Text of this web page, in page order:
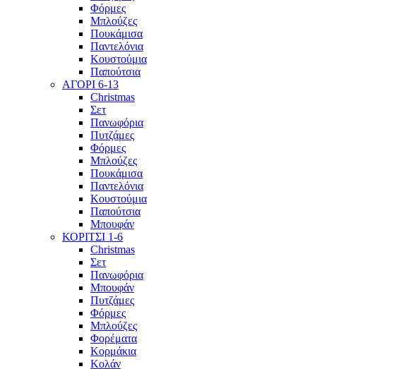
Φόρμες
Μπλούζες
Πουκάμισα
Παντελόνια
Κουστούμια
Παπούτσια
ΑΓΟΡΙ 6-13
Christmas
Σετ
Πανωφόρια
Πυτζάμες
Φόρμες
Μπλούζες
Πουκάμισα
Παντελόνια
Κουστούμια
Παπούτσια
Μπουφάν
ΚΟΡΙΤΣΙ 1-6
Christmas
Σετ
Πανωφόρια
Μπουφάν
Πυτζάμες
Φόρμες
Μπλούζες
Φορέματα
Κορμάκια
Κολάν